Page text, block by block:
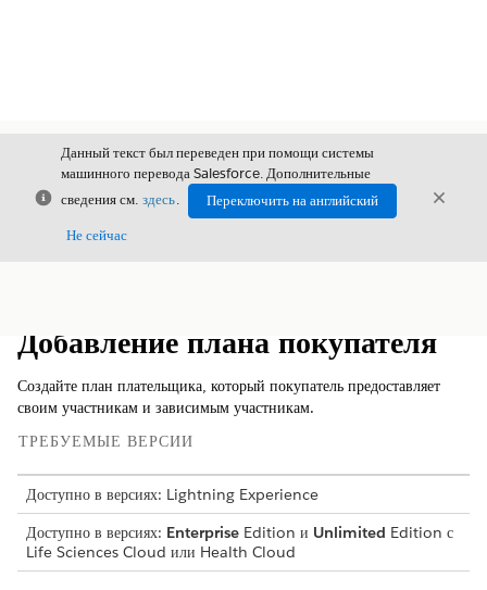
Закрыть
Данный текст был переведен при помощи системы
машинного перевода Salesforce. Дополнительные
сведения см. здесь.
Переключить на английский
Не сейчас
Добавление плана покупателя
Создайте план плательщика, который покупатель предоставляет
своим участникам и зависимым участникам.
ТРЕБУЕМЫЕ ВЕРСИИ
Доступно в версиях: Lightning Experience
Доступно в версиях: Enterprise Edition и Unlimited Edition с
Life Sciences Cloud или Health Cloud